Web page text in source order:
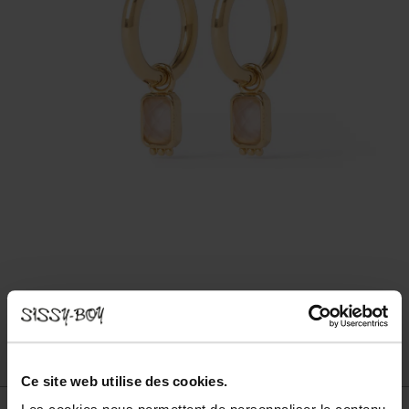
Ce site web utilise des cookies.